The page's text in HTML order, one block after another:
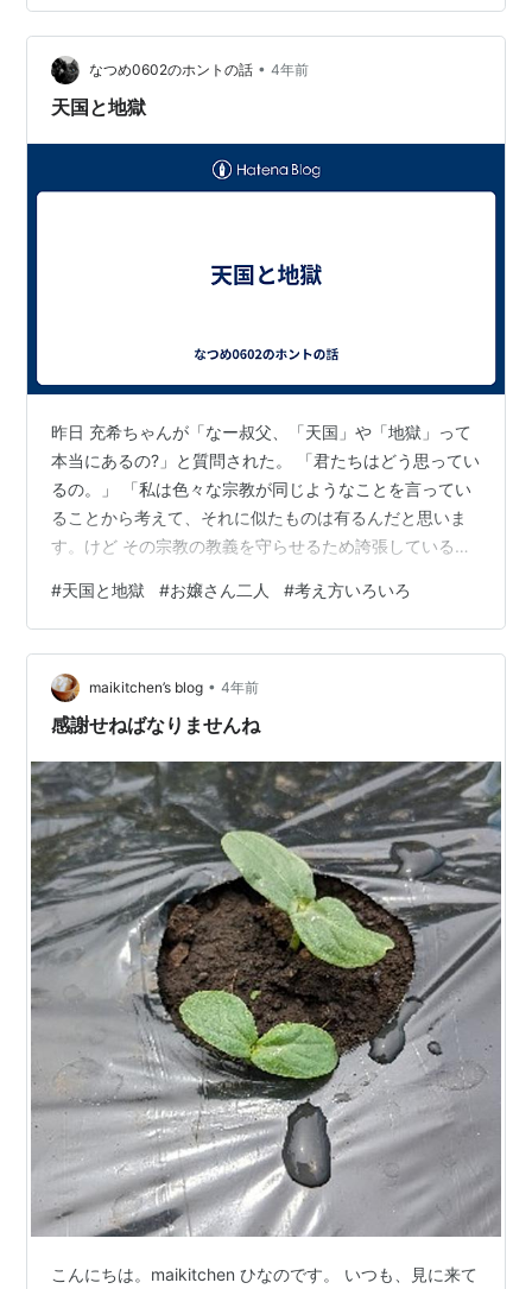
か？ 色んな考え方を吸収したい人にはピッタリな記事で
す。 あなたに必要なジャンルからぜひ…
なつめ0602のホントの話 • 4年前
天国と地獄
昨日 充希ちゃんが「なー叔父、「天国」や「地獄」って
本当にあるの?」と質問された。 「君たちはどう思ってい
るの。」 「私は色々な宗教が同じようなことを言ってい
ることから考えて、それに似たものは有るんだと思いま
す。けど その宗教の教義を守らせるため誇張している所
回答。) 「充希ちゃんは。」 「私はなー叔父のを見てい
て 「地獄」はこの世で、死んだら元の世界に戻るんだと
思う。だけどこっちで何をしたかで飼える世界が違うん
だと思う。」(相変わらず、大人びた考え。) 「私の考え
は「死んでいなければわからない」。ずるいと思うかも
#天国と地獄 #お嬢さん二人 #考え方いろいろ
maikitchen’s blog • 4年前
感謝せねばなりませんね
こんにちは。maikitchen ひなのです。 いつも、見に来て